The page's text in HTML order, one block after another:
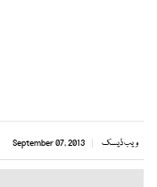
ویب ڈیسک September 07, 2013